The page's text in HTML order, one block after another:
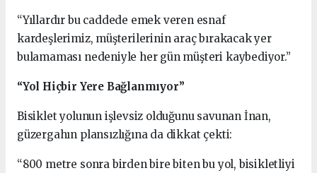
“Yıllardır bu caddede emek veren esnaf
kardeşlerimiz, müşterilerinin araç bırakacak yer
bulamaması nedeniyle her gün müşteri kaybediyor.”
“Yol Hiçbir Yere Bağlanmıyor”
Bisiklet yolunun işlevsiz olduğunu savunan İnan,
güzergahın plansızlığına da dikkat çekti:
“800 metre sonra birden bire biten bu yol, bisikletliyi